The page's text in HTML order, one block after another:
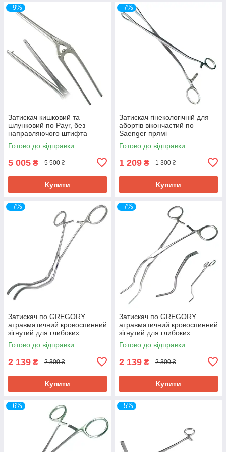
–9%
Затискач кишковий та
шлунковий по Payr, без
направляючого штифта
SURGIWELOMED. Довжина
35 см (ЖОМ)
Готово до відправки
5 005 ₴ 5 500 ₴
Купити
–7%
Затискач гінекологічній для
абортів вікончастий по
Saenger прямі
SURGIWELOMED. Довжина
27 см
Готово до відправки
1 209 ₴ 1 300 ₴
Купити
–7%
Затискач по GREGORY
атравматичний кровоспинний
зігнутий для глибоких
порожнин SURGIWELOMED
Довжина 16,0
Готово до відправки
2 139 ₴ 2 300 ₴
Купити
–7%
Затискач по GREGORY
атравматичний кровоспинний
зігнутий для глибоких
порожнин SURGIWELOMED
Довжина 18,0
Готово до відправки
2 139 ₴ 2 300 ₴
Купити
–6% –5%